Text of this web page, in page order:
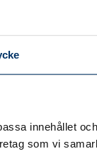
innehållet
som vi